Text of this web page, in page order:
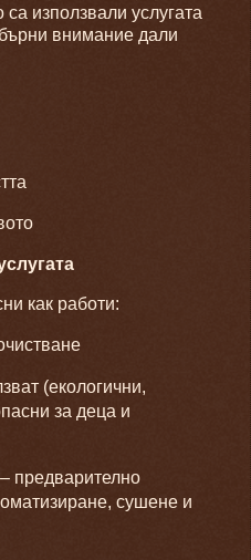
използвали услугата
внимание дали
как работи:
(екологични,
за деца и
предварително
сушене и